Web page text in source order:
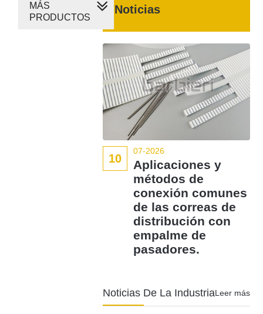
Noticias
10
07-2026
Aplicaciones y
métodos de
conexión comunes
de las correas de
distribución con
empalme de
pasadores.
Noticias De La IndustriaLeer más
MÁS
PRODUCTOS